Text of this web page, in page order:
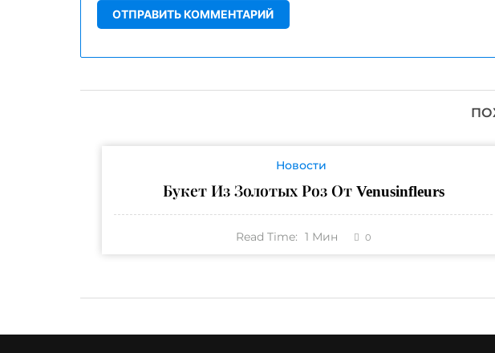
Новости
Букет Из Золотых Роз От Venusinfleurs
Read Time: 1 Мин 0